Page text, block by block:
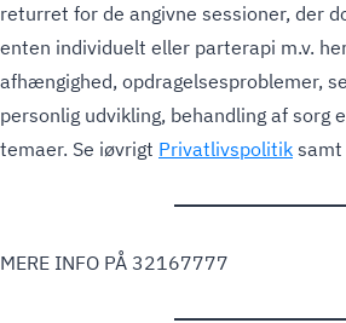
returret for de angivne sessioner, der
enten individuelt eller parterapi m.v.
afhængighed, opdragelsesproblemer,
personlig udvikling, behandling af sorg
temaer. Se iøvrigt Privatlivspolitik samt
MERE INFO PÅ 32167777